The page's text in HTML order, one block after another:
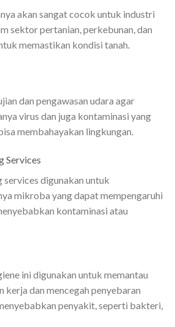
akan sangat cocok untuk industri
sektor pertanian, perkebunan, dan
memastikan kondisi tanah.
dan pengawasan udara agar
virus dan juga kontaminasi yang
membahayakan lingkungan.
Services
digunakan untuk
mikroba yang dapat mempengaruhi
kontaminasi atau
ini digunakan untuk memantau
kerja dan mencegah penyebaran
penyakit, seperti bakteri,